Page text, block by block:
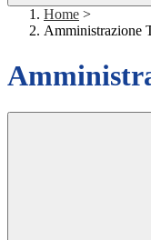
Home >
Amministrazione